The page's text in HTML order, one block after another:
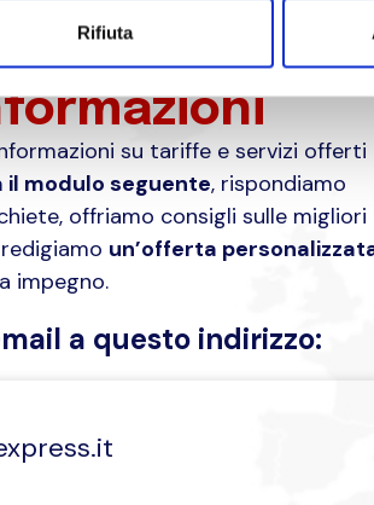
Rifiuta
su tariffe e servizi offerti
il modulo seguente, rispondiamo
offriamo consigli sulle migliori
un’offerta
impegno.
a questo indirizzo: